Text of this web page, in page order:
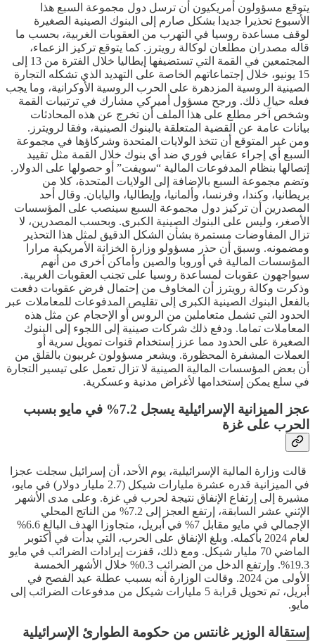
يتوقع مسؤولون أمريكيون أن ترسل دول مجموعة السبع هذا
الأسبوع تحذيرا جديدا بشكل صارم إلى البنوك الصينية الصغيرة
لوقف مساعدة روسيا في التهرب من العقوبات الغربية، بحسب ما
قاله مصدران مطلعان لوكالة رويترز. كما يتوقع تركيز الزعماء،
المجتمعين في القمة التي تستضيفها إيطاليا خلال الفترة من 13 إلى
15 يونيو، خلال إجتماعاتهم الخاصة على التهديد الذي تشكله التجارة
الصينية الروسية المزدهرة على الحرب الروسية الأوكرانية، وما يجب
فعله حيال ذلك. ورجح مسؤول أميركي مشارك في ترتيبات القمة
وشخص آخر مطلع على هذا الملف أن تخرج عن هذه المحادثات
بيانات عامة عن القضية المتعلقة بالبنوك الصينية، وفقا لرويترز.
ومن غير المتوقع أن تتخذ الولايات المتحدة وشركاؤها في مجموعة
السبع أي إجراء عقابي فوري ضد أي بنوك خلال القمة مثل تقييد
إتصالها بنظام المدفوعات المالية “سويفت” أو حصولها على الدولار.
وتضم مجموعة السبع بالإضافة إلى الولايات المتحدة، كلا من
بريطانيا، وكندا، وفرنسا، وألمانيا، وإيطاليا، واليابان. وقال أحد
المصدرين أن تركيز دول مجموعة السبع سينصب على المؤسسات
الأصغر، وليس على البنوك الصينية الكبرى. وبحسب المصدرين، لا
تزال المفاوضات مستمرة بشأن الشكل الدقيق لمثل هذا التحذير
ومضمونه. وسبق أن حذر مسؤولو وزارة الخزانة الأمريكية مرارا
المؤسسات المالية في أوروبا والصين وأماكن أخرى من أنهم
سيواجهون عقوبات لمساعدة روسيا على تجنب العقوبات الغربية.
وذكرت وكالة رويترز أن المخاوف من إحتمال فرض عقوبات دفعت
بالفعل البنوك الصينية الكبرى إلى تقليص المدفوعات للمعاملات عبر
الحدود التي تشمل متعاملين من الروس أو الإحجام عن مثل هذه
المعاملات تماما. ودفع ذلك شركات صينية إلى اللجوء إلى البنوك
الصغيرة على الحدود مما عزز إستخدام قنوات تمويل سرية أو
العملات المشفرة المحظورة. ويشعر مسؤولون غربيون بالقلق من
أن بعض المؤسسات المالية الصينية لا تزال تعمل على تيسير التجارة
في سلع يمكن إستخدامها لأغراض مدنية وعسكرية.
عجز الميزانية الإسرائيلية يسجل 7.2% في مايو بسبب
الحرب على غزة
قالت وزارة المالية الإسرائيلية، يوم الأحد، أن إسرائيل سجلت عجزا
في الميزانية قدره عشرة مليارات شيكل (2.7 مليار دولار) في مايو،
مشيرة إلى إرتفاع الإنفاق نتيجة لحرب في غزة. وعلى مدى الأشهر
الإثني عشر السابقة، إرتفع العجز إلى 7.2% من الناتج المحلي
الإجمالي في مايو مقابل 7% في أبريل، متجاوزا الهدف البالغ 6.6%
لعام 2024 بأكمله. وبلغ الإنفاق على الحرب، التي بدأت في أكتوبر
الماضي 70 مليار شيكل. ومع ذلك، قفزت إيرادات الضرائب في مايو
19.3%. وإرتفع الدخل من الضرائب 0.3% خلال الأشهر الخمسة
الأولى من 2024. وقالت الوزارة أنه بسبب عطلة عيد الفصح في
أبريل، تم تحويل قرابة 5 مليارات شيكل من مدفوعات الضرائب إلى
مايو.
إستقالة الوزير غانتس من حكومة الطوارئ الإسرائيلية